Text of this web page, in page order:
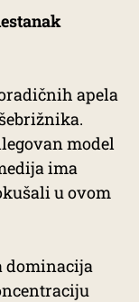
apela
model
ima
u ovom
dominacija